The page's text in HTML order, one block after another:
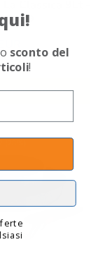
al Carrello
sconto del
!